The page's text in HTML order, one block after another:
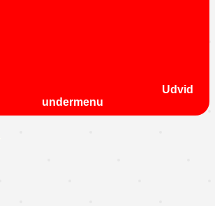
Udvid
undermenu